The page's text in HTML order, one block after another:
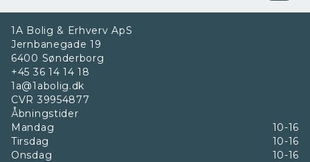
1A Bolig & Erhverv ApS
Jernbanegade 19
6400 Sønderborg
+45 36 14 14 18
1a@1abolig.dk
CVR 39954877
Åbningstider
Mandag
10-16
Tirsdag
10-16
Onsdag
10-16